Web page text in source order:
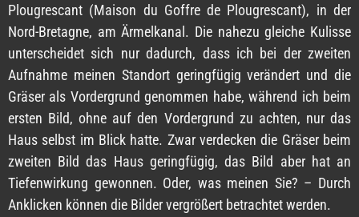
Plougrescant (Maison du Goffre de Plougrescant), in der
Nord-Bretagne, am Ärmelkanal. Die nahezu gleiche Kulisse
unterscheidet sich nur dadurch, dass ich bei der zweiten
Aufnahme meinen Standort geringfügig verändert und die
Gräser als Vordergrund genommen habe, während ich beim
ersten Bild, ohne auf den Vordergrund zu achten, nur das
Haus selbst im Blick hatte. Zwar verdecken die Gräser beim
zweiten Bild das Haus geringfügig, das Bild aber hat an
Tiefenwirkung gewonnen. Oder, was meinen Sie? – Durch
Anklicken können die Bilder vergrößert betrachtet werden.